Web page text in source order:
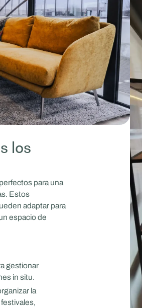
los
para una
Estos
adaptar para
espacio de
gestionar
in situ.
la